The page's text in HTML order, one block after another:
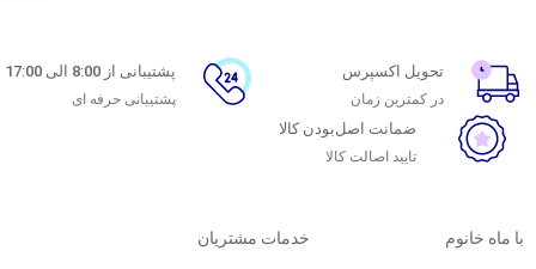
تحویل اکسپرس
در کمترین زمان
پشتیبانی از 8:00 الی 17:00
پشتیبانی حرفه ای
ضمانت اصل‌بودن کالا
تایید اصالت کالا
با ماه خانوم خدمات مشتریان